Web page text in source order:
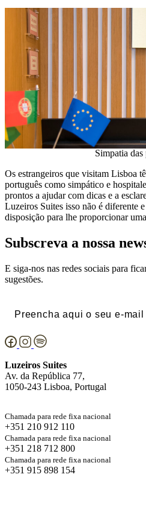
Simpatia das
Os estrangeiros que visitam Lisboa
português como simpático e
prontos a ajudar com dicas e a
Luzeiros Suites isso não é diferente
disposição para lhe proporcionar
Subscreva a nossa
E siga-nos nas redes sociais para
sugestões.
Email(Obrigatório)
Luzeiros Suites
Av. da República 77,
1050-243 Lisboa, Portugal
Chamada para rede fixa nacional
+351 210 912 110
Chamada para rede fixa nacional
+351 218 712 800
Chamada para rede fixa nacional
+351 915 898 154